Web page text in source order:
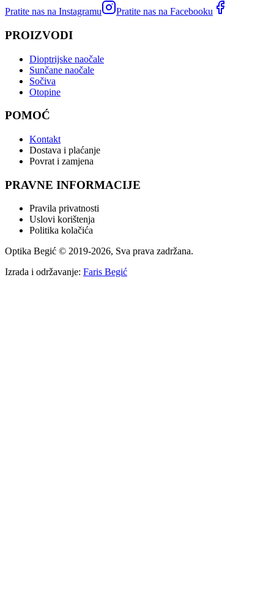
Pratite nas na Instagramu Pratite nas na Facebooku
PROIZVODI
Dioptrijske naočale
Sunčane naočale
Sočiva
Otopine
POMOĆ
Kontakt
Dostava i plaćanje
Povrat i zamjena
PRAVNE INFORMACIJE
Pravila privatnosti
Uslovi korištenja
Politika kolačića
Optika Begić © 2019-2026, Sva prava zadržana.
Izrada i održavanje: Faris Begić